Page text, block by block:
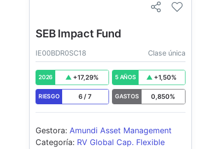
SEB Impact Fund
IE00BDR0SC18 Clase única
2026 +17,29% 5 AÑOS +1,50%
RIESGO 6 /7 GASTOS 0,850%
Gestora: Amundi Asset Management
Categoría: RV Global Cap. Flexible